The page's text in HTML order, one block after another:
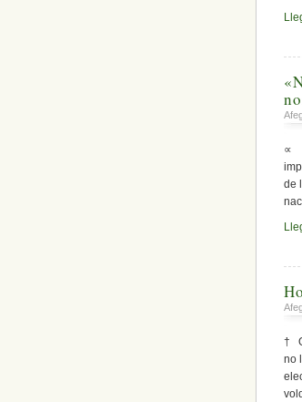
∝
de
†
no